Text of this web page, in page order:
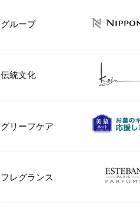
グループ
伝統文化
グリーフケア
フレグランス